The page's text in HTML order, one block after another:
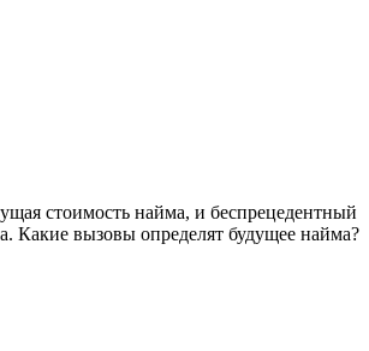
стоимость найма, и беспрецедентный
Какие вызовы определят будущее найма?